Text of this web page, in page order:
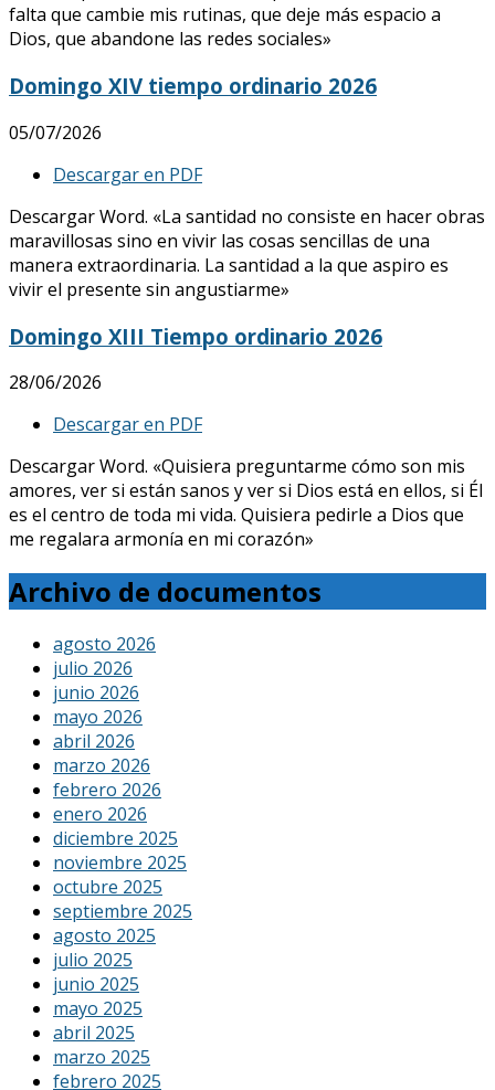
falta que cambie mis rutinas, que deje más espacio a
Dios, que abandone las redes sociales»
Domingo XIV tiempo ordinario 2026
05/07/2026
Descargar en PDF
Descargar Word. «La santidad no consiste en hacer obras
maravillosas sino en vivir las cosas sencillas de una
manera extraordinaria. La santidad a la que aspiro es
vivir el presente sin angustiarme»
Domingo XIII Tiempo ordinario 2026
28/06/2026
Descargar en PDF
Descargar Word. «Quisiera preguntarme cómo son mis
amores, ver si están sanos y ver si Dios está en ellos, si Él
es el centro de toda mi vida. Quisiera pedirle a Dios que
me regalara armonía en mi corazón»
Archivo de documentos
agosto 2026
julio 2026
junio 2026
mayo 2026
abril 2026
marzo 2026
febrero 2026
enero 2026
diciembre 2025
noviembre 2025
octubre 2025
septiembre 2025
agosto 2025
julio 2025
junio 2025
mayo 2025
abril 2025
marzo 2025
febrero 2025